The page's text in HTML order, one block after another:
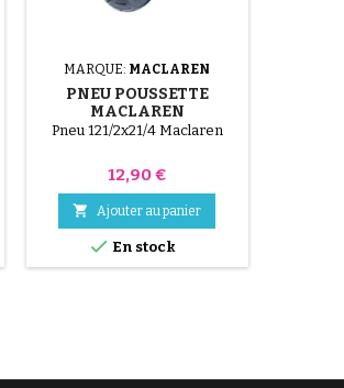
MARQUE: MACLAREN
PNEU POUSSETTE
MACLAREN
Pneu 121/2x21/4 Maclaren
Prix
12,90 €
 Ajouter au panier
 En stock